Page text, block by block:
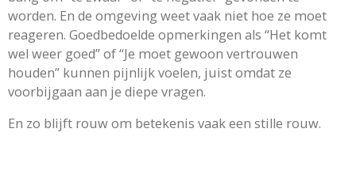
worden. En de omgeving weet vaak niet hoe ze moet
reageren. Goedbedoelde opmerkingen als “Het komt
wel weer goed” of “Je moet gewoon vertrouwen
houden” kunnen pijnlijk voelen, juist omdat ze
voorbijgaan aan je diepe vragen.
En zo blijft rouw om betekenis vaak een stille rouw.